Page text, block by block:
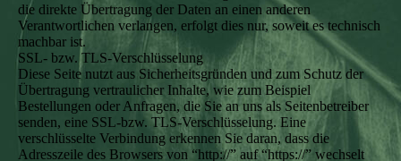
die direkte Übertragung der Daten an einen anderen
Verantwortlichen verlangen, erfolgt dies nur, soweit es technisch
machbar ist.
SSL- bzw. TLS-Verschlüsselung
Diese Seite nutzt aus Sicherheitsgründen und zum Schutz der
Übertragung vertraulicher Inhalte, wie zum Beispiel
Bestellungen oder Anfragen, die Sie an uns als Seitenbetreiber
senden, eine SSL-bzw. TLS-Verschlüsselung. Eine
verschlüsselte Verbindung erkennen Sie daran, dass die
Adresszeile des Browsers von “http://” auf “https://” wechselt